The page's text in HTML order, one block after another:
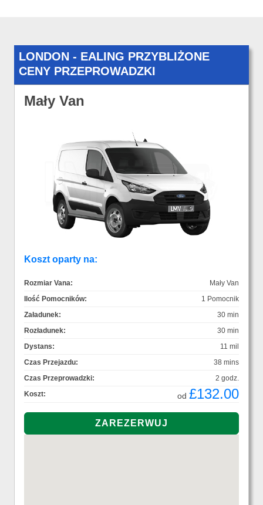
LONDON - EALING PRZYBLIŻONE
CENY PRZEPROWADZKI
Mały Van
Koszt oparty na:
Rozmiar Vana:
Mały Van
Ilość Pomocników:
1 Pomocnik
Załadunek:
30 min
Rozładunek:
30 min
Dystans:
11 mil
Czas Przejazdu:
38 mins
Czas Przeprowadzki:
2 godz.
Koszt:
od £132.00